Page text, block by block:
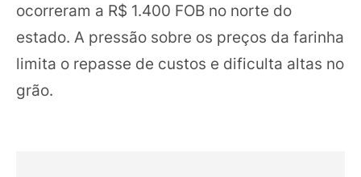
ocorreram a R$ 1.400 FOB no norte do
estado. A pressão sobre os preços da farinha
limita o repasse de custos e dificulta altas no
grão.